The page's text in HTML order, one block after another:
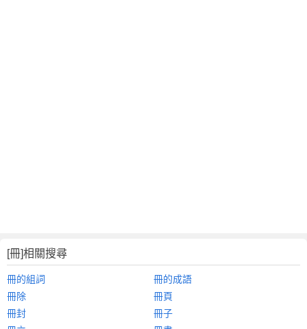
[冊]相關搜尋
冊的組詞
冊的成語
冊除
冊頁
冊封
冊子